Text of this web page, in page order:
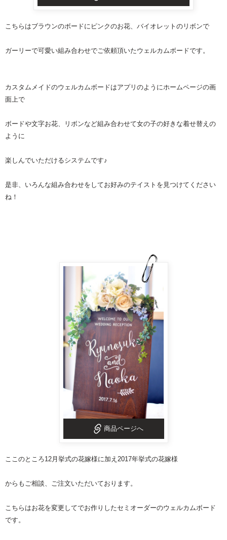
こちらはブラウンのボードにピンクのお花、バイオレットのリボンで
ガーリーで可愛い組み合わせでご依頼頂いたウェルカムボードです。
カスタムメイドのウェルカムボードはアプリのようにホームページの画
面上で
ボードや文字お花、リボンなど組み合わせて女の子の好きな着せ替えの
ように
楽しんでいただけるシステムです♪
是非、いろんな組み合わせをしてお好みのテイストを見つけてください
ね！
商品ページへ
ここのところ12月挙式の花嫁様に加え2017年挙式の花嫁様
からもご相談、ご注文いただいております。
こちらはお花を変更してでお作りしたセミオーダーのウェルカムボード
です。